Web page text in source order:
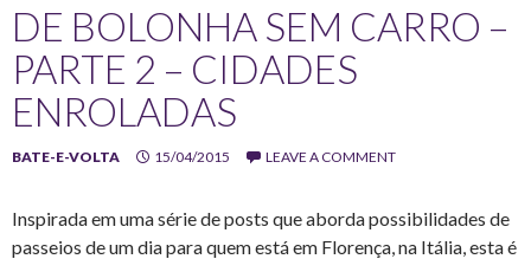
DE BOLONHA SEM CARRO –
PARTE 2 – CIDADES
ENROLADAS
BATE-E-VOLTA 15/04/2015 LEAVE A COMMENT
Inspirada em uma série de posts que aborda possibilidades de
passeios de um dia para quem está em Florença, na Itália, esta é